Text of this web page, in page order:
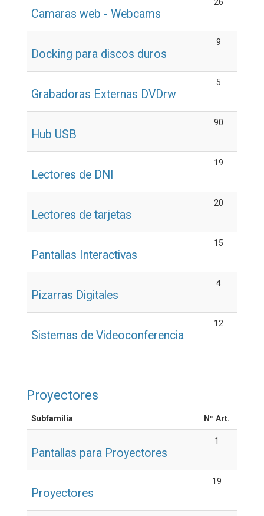
Camaras web - Webcams
Docking para discos duros
9
Grabadoras Externas DVDrw
5
Hub USB
90
Lectores de DNI
19
Lectores de tarjetas
20
Pantallas Interactivas
15
Pizarras Digitales
4
Sistemas de Videoconferencia
12
Proyectores
Subfamilia Nº Art.
Pantallas para Proyectores
1
Proyectores
19